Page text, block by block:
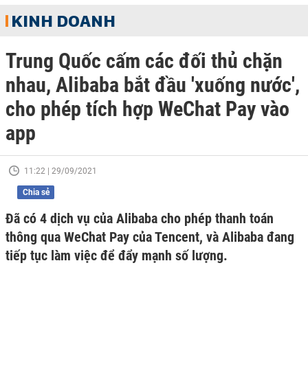
KINH DOANH
Trung Quốc cấm các đối thủ chặn
nhau, Alibaba bắt đầu 'xuống nước',
cho phép tích hợp WeChat Pay vào
app
11:22 | 29/09/2021
Chia sẻ
Đã có 4 dịch vụ của Alibaba cho phép thanh toán
thông qua WeChat Pay của Tencent, và Alibaba đang
tiếp tục làm việc để đẩy mạnh số lượng.